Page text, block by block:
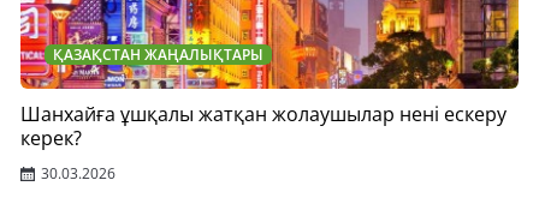
ҚАЗАҚСТАН ЖАҢАЛЫҚТАРЫ
Шанхайға ұшқалы жатқан жолаушылар нені ескеру
керек?
30.03.2026